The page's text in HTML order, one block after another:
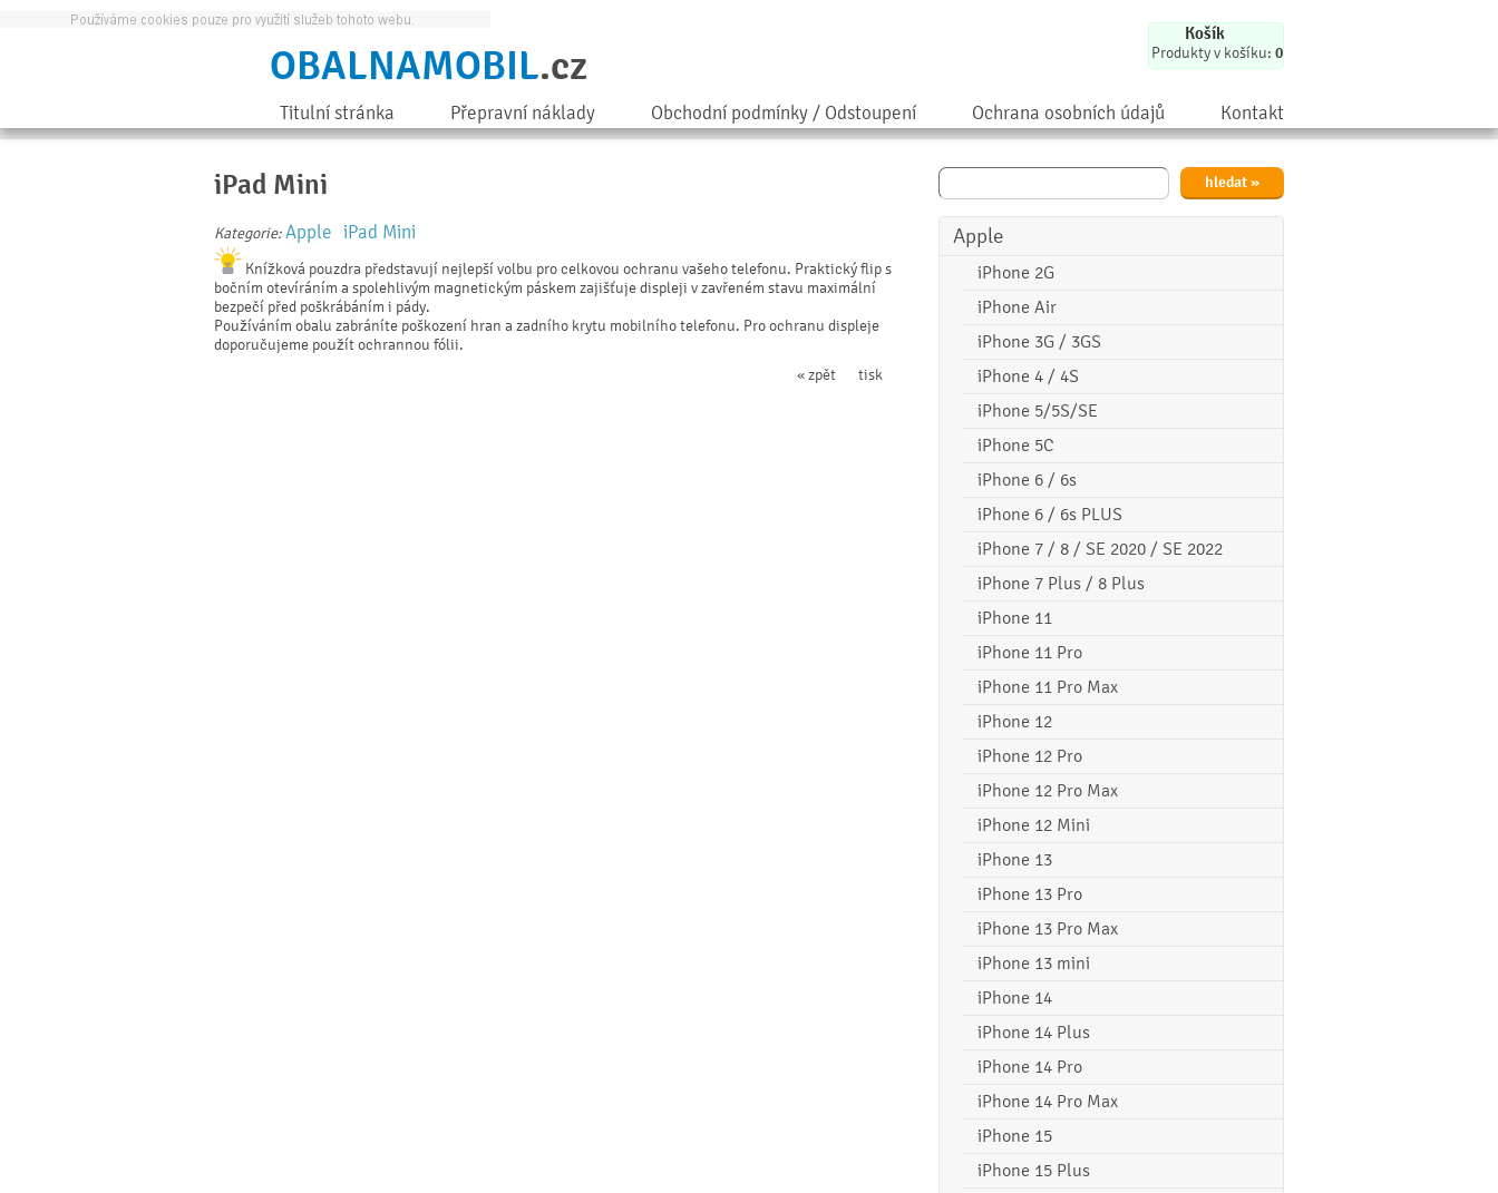
Košík
Produkty v košíku: 0
OBALNAMOBIL.cz
Titulní stránka Přepravní náklady Obchodní podmínky / Odstoupení Ochrana osobních údajů Kontakt
Apple
iPhone 2G
iPhone Air
iPhone 3G / 3GS
iPhone 4 / 4S
iPhone 5/5S/SE
iPhone 5C
iPhone 6 / 6s
iPhone 6 / 6s PLUS
iPhone 7 / 8 / SE 2020 / SE 2022
iPhone 7 Plus / 8 Plus
iPhone 11
iPhone 11 Pro
iPhone 11 Pro Max
iPhone 12
iPhone 12 Pro
iPhone 12 Pro Max
iPhone 12 Mini
iPhone 13
iPhone 13 Pro
iPhone 13 Pro Max
iPhone 13 mini
iPhone 14
iPhone 14 Plus
iPhone 14 Pro
iPhone 14 Pro Max
iPhone 15
iPhone 15 Plus
iPad Mini
Kategorie:Apple iPad Mini
Knížková pouzdra představují nejlepší volbu pro celkovou ochranu vašeho telefonu. Praktický flip s
bočním otevíráním a spolehlivým magnetickým páskem zajišťuje displeji v zavřeném stavu maximální
bezpečí před poškrábáním i pády.
Používáním obalu zabráníte poškození hran a zadního krytu mobilního telefonu. Pro ochranu displeje
doporučujeme použít ochrannou fólii.
tisk
« zpět